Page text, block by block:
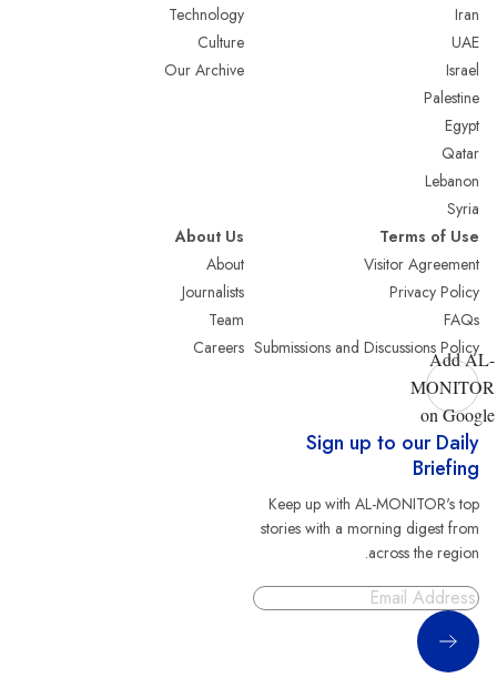
Iran
UAE
Israel
Palestine
Egypt
Qatar
Lebanon
Syria
Technology
Culture
Our Archive
Terms of Use
Visitor Agreement
Privacy Policy
FAQs
Submissions and Discussions Policy
About Us
About
Journalists
Team
Careers
Add AL-
MONITOR
on Google
Sign up to our Daily
Briefing
Keep up with AL-MONITOR's top
stories with a morning digest from
across the region.
Sign Up